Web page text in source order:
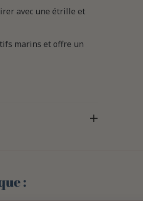
avec une étrille et
marins et offre un
: